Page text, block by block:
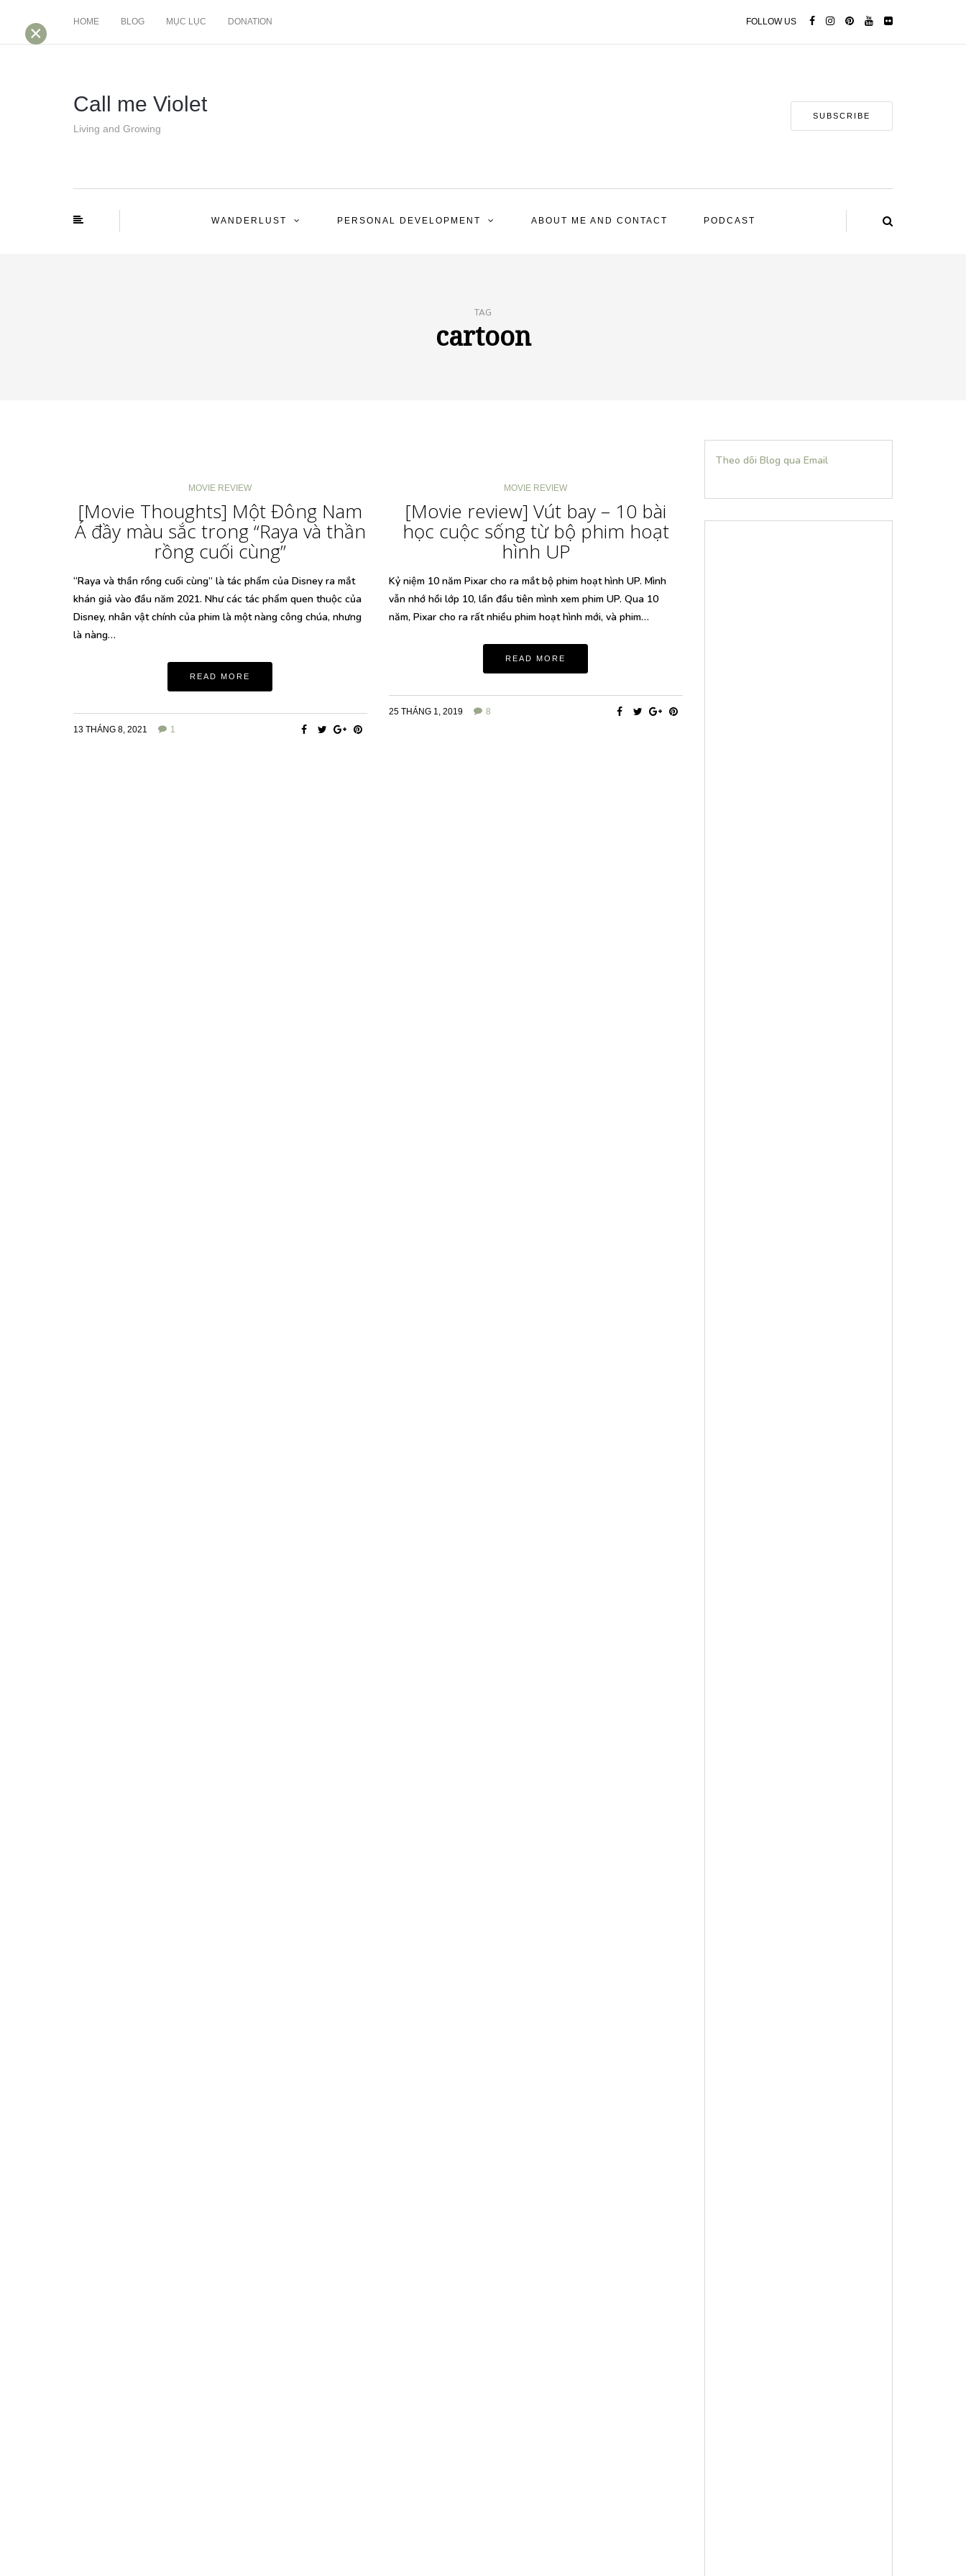
HOME BLOG MỤC LỤC DONATION FOLLOW US
Call me Violet
Living and Growing
SUBSCRIBE
WANDERLUST PERSONAL DEVELOPMENT ABOUT ME AND CONTACT PODCAST
TAG
cartoon
MOVIE REVIEW
[Movie Thoughts] Một Đông Nam
Á đầy màu sắc trong “Raya và thần
rồng cuối cùng”
“Raya và thần rồng cuối cùng” là tác phẩm của Disney ra mắt
khán giả vào đầu năm 2021. Như các tác phẩm quen thuộc của
Disney, nhân vật chính của phim là một nàng công chúa, nhưng
là nàng…
READ MORE
13 THÁNG 8, 2021 1
MOVIE REVIEW
[Movie review] Vút bay – 10 bài
học cuộc sống từ bộ phim hoạt
hình UP
Kỷ niệm 10 năm Pixar cho ra mắt bộ phim hoạt hình UP. Mình
vẫn nhớ hồi lớp 10, lần đầu tiên mình xem phim UP. Qua 10
năm, Pixar cho ra rất nhiều phim hoạt hình mới, và phim…
READ MORE
25 THÁNG 1, 2019 8
Theo dõi Blog qua Email
×